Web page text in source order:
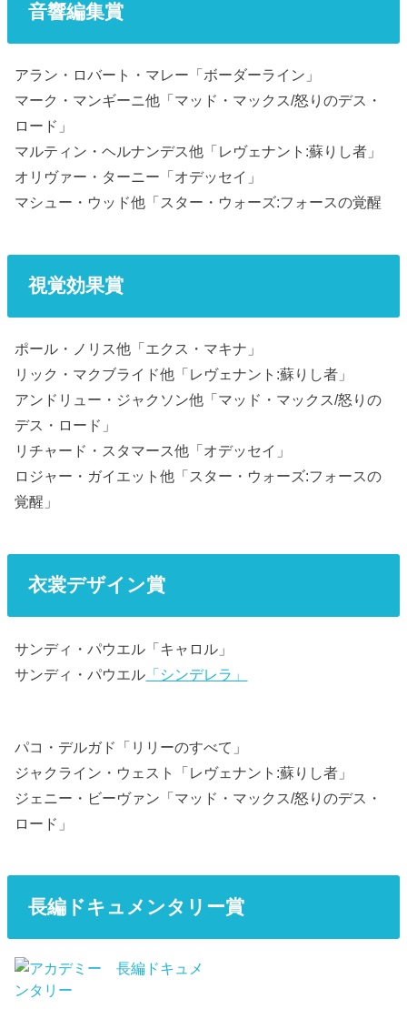
音響編集賞
アラン・ロバート・マレー「ボーダーライン」
マーク・マンギーニ他「マッド・マックス/怒りのデス・
ロード」
マルティン・ヘルナンデス他「レヴェナント:蘇りし者」
オリヴァー・ターニー「オデッセイ」
マシュー・ウッド他「スター・ウォーズ:フォースの覚醒
視覚効果賞
ポール・ノリス他「エクス・マキナ」
リック・マクブライド他「レヴェナント:蘇りし者」
アンドリュー・ジャクソン他「マッド・マックス/怒りの
デス・ロード」
リチャード・スタマース他「オデッセイ」
ロジャー・ガイエット他「スター・ウォーズ:フォースの
覚醒」
衣裳デザイン賞
サンディ・パウエル「キャロル」
サンディ・パウエル 「シンデレラ」
パコ・デルガド「リリーのすべて」
ジャクライン・ウェスト「レヴェナント:蘇りし者」
ジェニー・ビーヴァン「マッド・マックス/怒りのデス・
ロード」
長編ドキュメンタリー賞